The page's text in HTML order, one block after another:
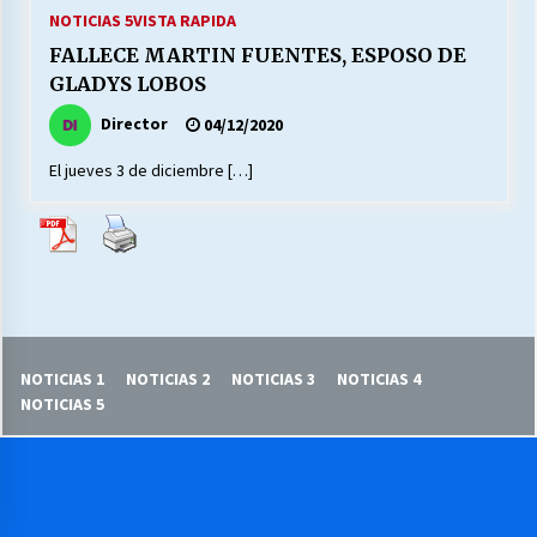
MUNICIPALIDAD, TRABAJADORES, CLIMA
LABORAL:
13/07/2026
Escuela hospitalaria El Carmen de Maipu.
NOTICIAS 5VISTA RAPIDA
FALLECE MARTIN FUENTES, ESPOSO DE
GLADYS LOBOS
Director 04/12/2020
El jueves 3 de diciembre […]
NOTICIAS 1 NOTICIAS 2 NOTICIAS 3
NOTICIAS 4
NOTICIAS 5